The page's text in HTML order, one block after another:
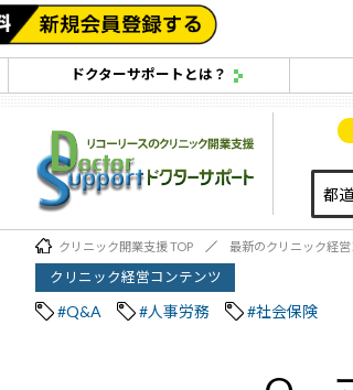
ドクターサポートとは？
クリニック開業支援 TOP 最新のクリニック経
クリニック経営コンテンツ
#Q&A #人事労務 #社会保険